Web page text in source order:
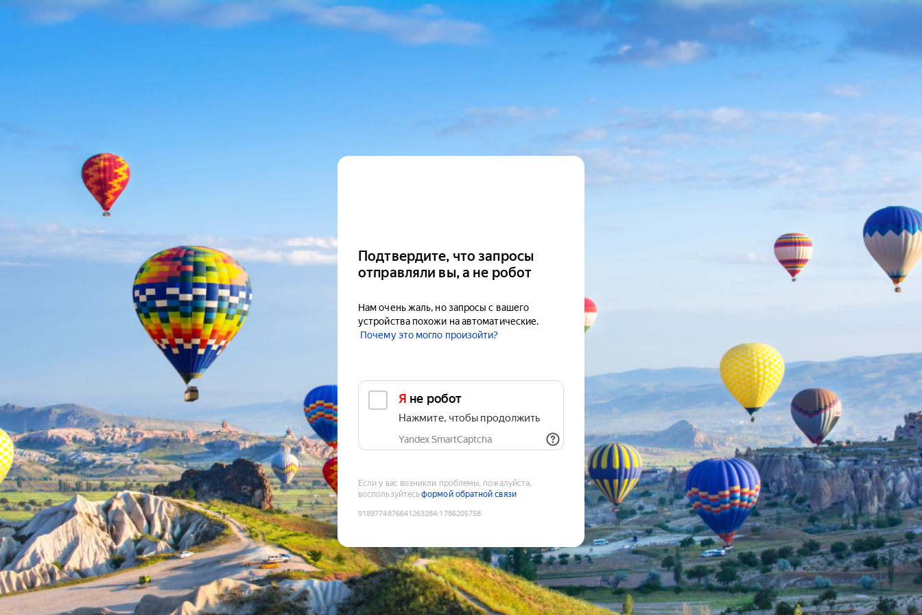
Подтвердите, что запросы
отправляли вы, а не робот
Нам очень жаль, но запросы с вашего
устройства похожи на автоматические.
Почему это могло произойти?
Я не робот
Нажмите, чтобы продолжить
Yandex SmartCaptcha
Если у вас возникли проблемы, пожалуйста,
воспользуйтесьформой обратной связи
9189774876641263284:1786205758